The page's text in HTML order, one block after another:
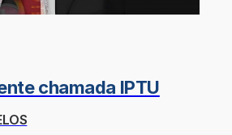
chamada IPTU